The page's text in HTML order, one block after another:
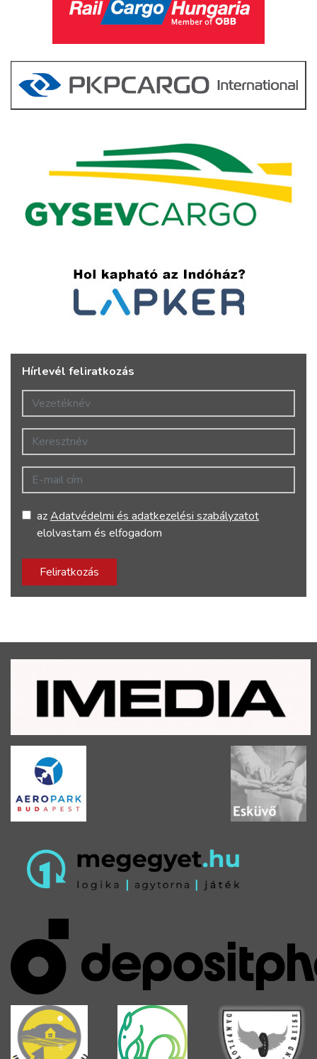
Hírlevél feliratkozás
Vezetéknév
Keresztnév
E-mail cím
azAdatvédelmi és adatkezelési szabályzatot
elolvastam és elfogadom
Feliratkozás